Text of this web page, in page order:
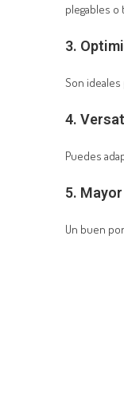
plegables o
3.
Son ideales
4.
Puedes
5.
Un buen